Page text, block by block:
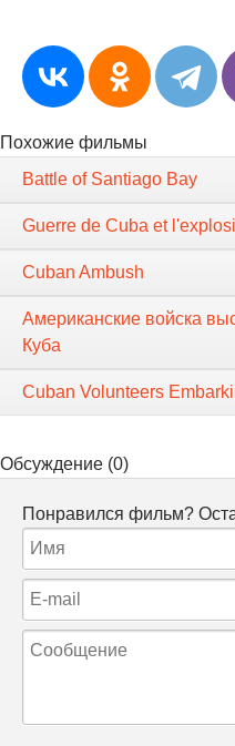
Похожие фильмы
Battle of Santiago Bay
Guerre de Cuba et
Cuban Ambush
Американские войска
Куба
Cuban Volunteers
Обсуждение (0)
Понравился фильм?